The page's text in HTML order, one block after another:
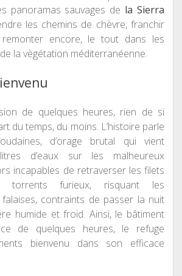
panoramas sauvages de la Sierra
les chemins de chèvre, franchir
remonter encore, le tout dans les
la vègétation méditerranéenne.
de quelques heures, rien de si
du temps, du moins. L’histoire parle
d’orage brutal qui vient
d’eaux sur les malheureux
incapables de retraverser les filets
torrents furieux, risquant les
contraints de passer la nuit
humide et froid. Ainsi, le bâtiment
de quelques heures, le refuge
bienvenu dans son efficace